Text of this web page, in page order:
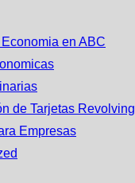
en ABC
de Tarjetas Revolving
Empresas